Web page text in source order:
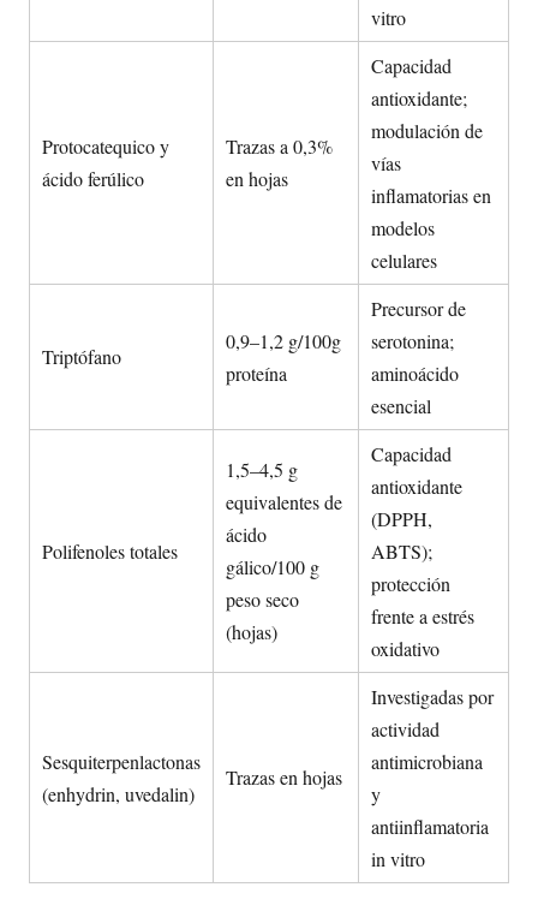
vitro
Protocatequico y
ácido ferúlico
Trazas a 0,3%
en hojas
Capacidad
antioxidante;
modulación de
vías
inflamatorias en
modelos
celulares
Triptófano
0,9–1,2 g/100g
proteína
Precursor de
serotonina;
aminoácido
esencial
Polifenoles totales
1,5–4,5 g
equivalentes de
ácido
gálico/100 g
peso seco
(hojas)
Capacidad
antioxidante
(DPPH,
ABTS);
protección
frente a estrés
oxidativo
Sesquiterpenlactonas
(enhydrin, uvedalin)
Trazas en hojas
Investigadas por
actividad
antimicrobiana
y
antiinflamatoria
in vitro